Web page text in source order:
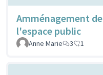
Amménagement de
l'espace public
Anne Marie
3 1